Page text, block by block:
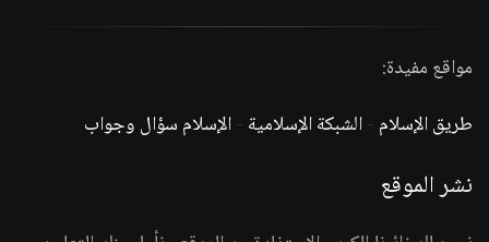
مواقع مفيدة:
طريق الإسلام -الشبكة الإسلامية -الإسلام سؤال وجواب
نشر الموقع